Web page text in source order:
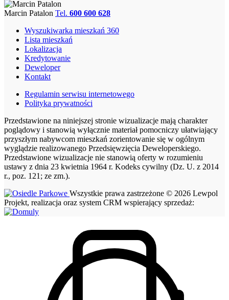
Marcin Patalon Tel. 600 600 628
Wyszukiwarka mieszkań 360
Lista mieszkań
Lokalizacja
Kredytowanie
Deweloper
Kontakt
Regulamin serwisu internetowego
Polityka prywatności
Przedstawione na niniejszej stronie wizualizacje mają charakter
poglądowy i stanowią wyłącznie materiał pomocniczy ułatwiający
przyszłym nabywcom mieszkań zorientowanie się w ogólnym
wyglądzie realizowanego Przedsięwzięcia Deweloperskiego.
Przedstawione wizualizacje nie stanowią oferty w rozumieniu
ustawy z dnia 23 kwietnia 1964 r. Kodeks cywilny (Dz. U. z 2014
r., poz. 121; ze zm.).
Wszystkie prawa zastrzeżone © 2026 Lewpol
Projekt, realizacja oraz system CRM wspierający sprzedaż: